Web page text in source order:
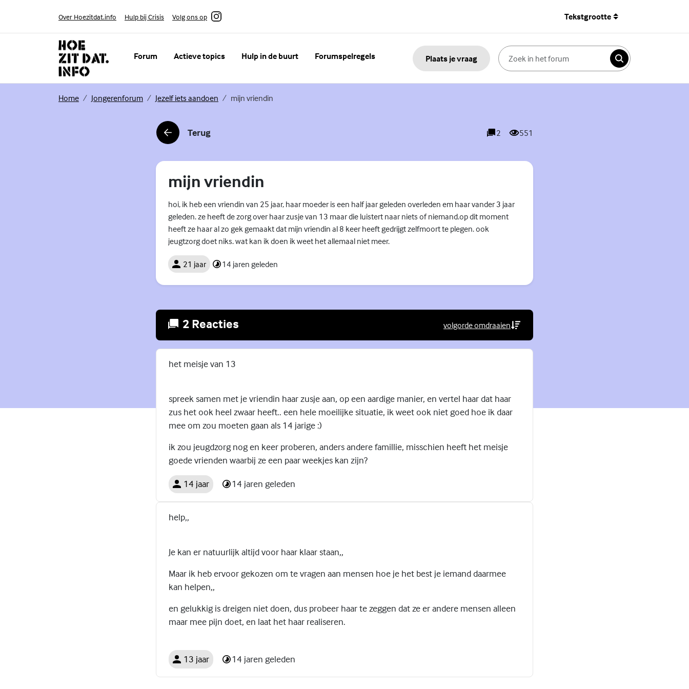
Over Hoezitdat.info Hulp bij Crisis Volg ons op
Instagram Tekstgrootte
Forum Actieve topics Hulp in de buurt Forumspelregels Plaats je vraag
Zoeken
Home(Externe link)
Jongerenforum(Externe link)
Jezelf iets aandoen (Externe link)
mijn vriendin
Terug
(Externe link) 2
reacties
551
weergaves
mijn vriendin
hoi, ik heb een vriendin van 25 jaar, haar moeder is een half jaar geleden overleden em haar vander 3 jaar
geleden. ze heeft de zorg over haar zusje van 13 maar die luistert naar niets of niemand.op dit moment
heeft ze haar al zo gek gemaakt dat mijn vriendin al 8 keer heeft gedrijgt zelfmoort te plegen. ook
jeugtzorg doet niks. wat kan ik doen ik weet het allemaal niet meer.
21 jaar 14 jaren geleden
2 Reacties volgorde omdraaien
(Externe link)
het meisje van 13
spreek samen met je vriendin haar zusje aan, op een aardige manier, en vertel haar dat haar
zus het ook heel zwaar heeft.. een hele moeilijke situatie, ik weet ook niet goed hoe ik daar
mee om zou moeten gaan als 14 jarige :)
ik zou jeugdzorg nog en keer proberen, anders andere famillie, misschien heeft het meisje
goede vrienden waarbij ze een paar weekjes kan zijn?
14 jaar 14 jaren geleden
help,,
Je kan er natuurlijk altijd voor haar klaar staan,,
Maar ik heb ervoor gekozen om te vragen aan mensen hoe je het best je iemand daarmee
kan helpen,,
en gelukkig is dreigen niet doen, dus probeer haar te zeggen dat ze er andere mensen alleen
maar mee pijn doet, en laat het haar realiseren.
13 jaar 14 jaren geleden